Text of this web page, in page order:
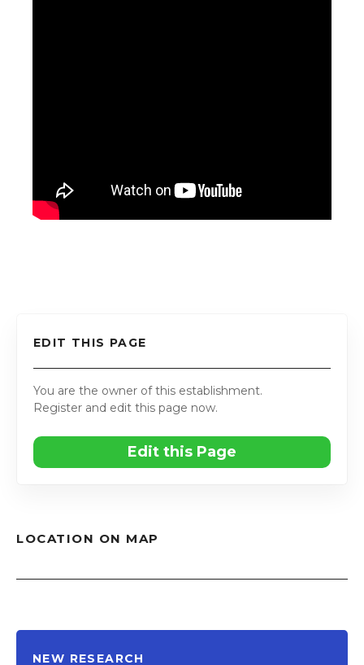
EDIT THIS PAGE
You are the owner of this establishment.
Register and edit this page now.
Edit this Page
LOCATION ON MAP
NEW RESEARCH